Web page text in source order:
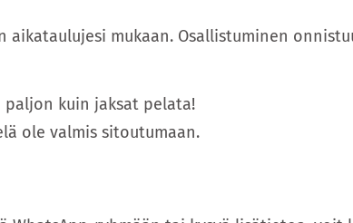
mukaan. Osallistuminen
paljon kuin jaksat pelata!
ole valmis sitoutumaan.